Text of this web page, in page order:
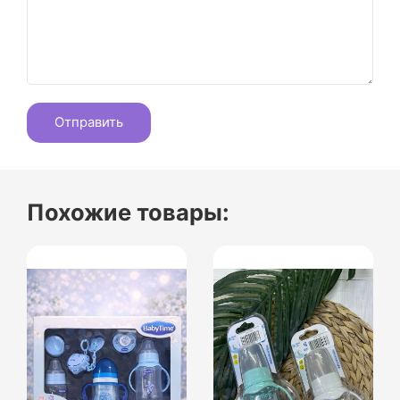
Похожие товары: